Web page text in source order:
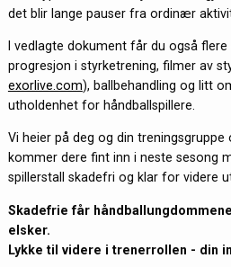
det blir lange pauser fra ordinær
I vedlagte dokument får du også
progresjon i styrketrening, filmer av
exorlive.com), ballbehandling og litt
utholdenhet for håndballspillere.
Vi heier på deg og din treningsgruppe
kommer dere fint inn i neste sesong
spillerstall skadefri og klar for videre
Skadefrie får
elsker.
Lykke til videre i trenerrollen - din